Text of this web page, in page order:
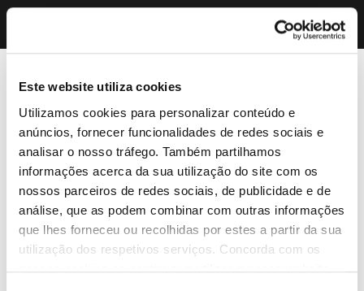
Este website utiliza cookies
Utilizamos cookies para personalizar conteúdo e
anúncios, fornecer funcionalidades de redes sociais e
analisar o nosso tráfego. Também partilhamos
informações acerca da sua utilização do site com os
nossos parceiros de redes sociais, de publicidade e de
análise, que as podem combinar com outras informações
que lhes forneceu ou recolhidas por estes a partir da sua
utilização dos respetivos serviços. Concorda com os